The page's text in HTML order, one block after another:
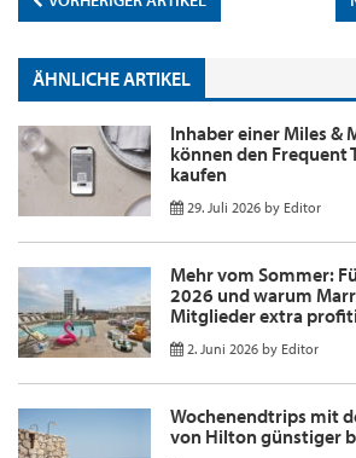
ÄHNLICHE ARTIKEL
Inhaber einer Miles &
können den Frequent
kaufen
29. Juli 2026 by Editor
Mehr vom Sommer:
2026 und warum
Mitglieder extra
2. Juni 2026 by Editor
Wochenendtrips mit
von Hilton günstiger